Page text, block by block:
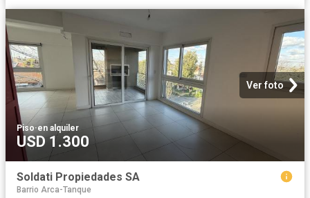
Ver foto
Piso·en alquiler
USD 1.300
Soldati Propiedades SA
Barrio Arca-Tanque